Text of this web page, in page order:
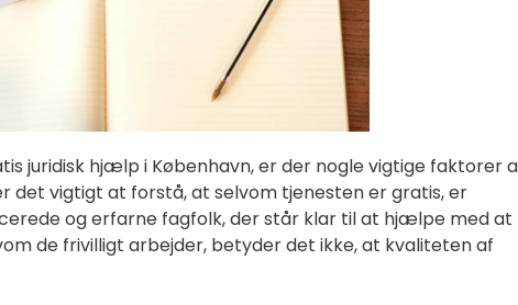
juridisk hjælp i København, er der nogle vigtige faktorer
det vigtigt at forstå, at selvom tjenesten er gratis, er
og erfarne fagfolk, der står klar til at hjælpe med at
de frivilligt arbejder, betyder det ikke, at kvaliteten af